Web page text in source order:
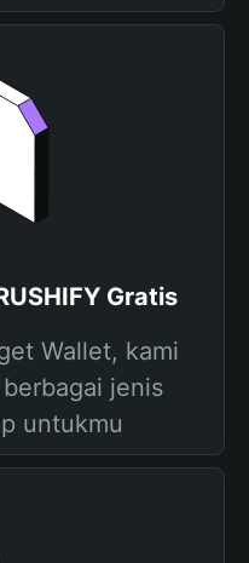
Gratis
Wallet, kami
jenis
untukmu